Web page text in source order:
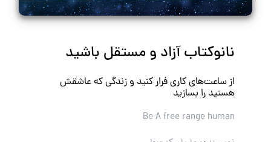
نانوکتاب آزاد و مستقل باشید
از ساعت‌های کاری فرار کنید و زندگی که عاشقش
هستید را بسازید
Be A free range human